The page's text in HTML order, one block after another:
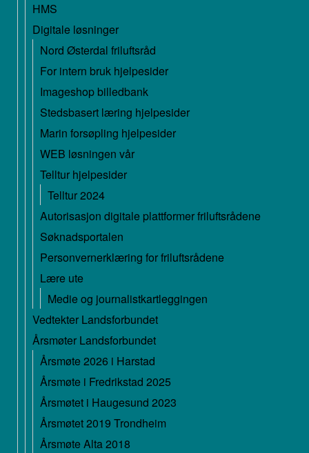
HMS
Digitale løsninger
Nord Østerdal friluftsråd
For intern bruk hjelpesider
Imageshop billedbank
Stedsbasert læring hjelpesider
Marin forsøpling hjelpesider
WEB løsningen vår
Telltur hjelpesider
Telltur 2024
Autorisasjon digitale plattformer friluftsrådene
Søknadsportalen
Personvernerklæring for friluftsrådene
Lære ute
Medie og journalistkartleggingen
Vedtekter Landsforbundet
Årsmøter Landsforbundet
Årsmøte 2026 i Harstad
Årsmøte i Fredrikstad 2025
Årsmøtet i Haugesund 2023
Årsmøtet 2019 Trondheim
Årsmøte Alta 2018